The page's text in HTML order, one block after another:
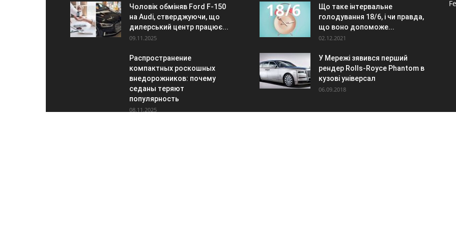
Чоловік обміняв Ford F-150
на Audi, стверджуючи, що
дилерський центр працює...
09.11.2025
Распространение
компактных роскошных
внедорожников: почему
седаны теряют
популярность
08.11.2025
Що таке інтервальне
голодування 18/6, і чи правда,
що воно допоможе...
02.12.2021
У Мережі зявився перший
рендер Rolls-Royce Phantom в
кузові універсал
06.09.2018